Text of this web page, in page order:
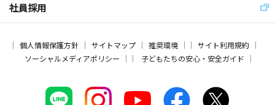
社員採用
個人情報保護方針 サイトマップ 推奨環境
サイト利用規約
ソーシャルメディアポリシー
子どもたちの安心・安全ガイド